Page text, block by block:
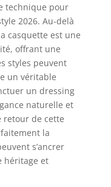
technique pour
2026. Au-delà
casquette est une
offrant une
styles peuvent
un véritable
un dressing
naturelle et
retour de cette
la
s’ancrer
héritage et